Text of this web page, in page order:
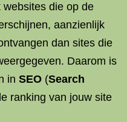
die op de
aanzienlijk
dan sites die
Daarom is
in SEO (Search
ranking van jouw site